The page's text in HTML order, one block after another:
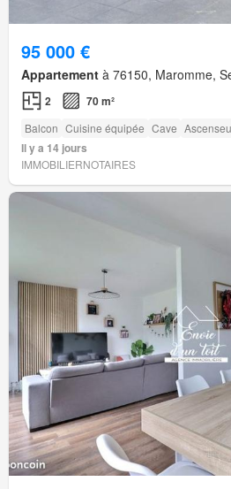
95 000 €
Appartement à 76150, Maromme,
2 70 m²
Balcon Cuisine équipée Cave
Il y a 14 jours
IMMOBILIERNOTAIRES